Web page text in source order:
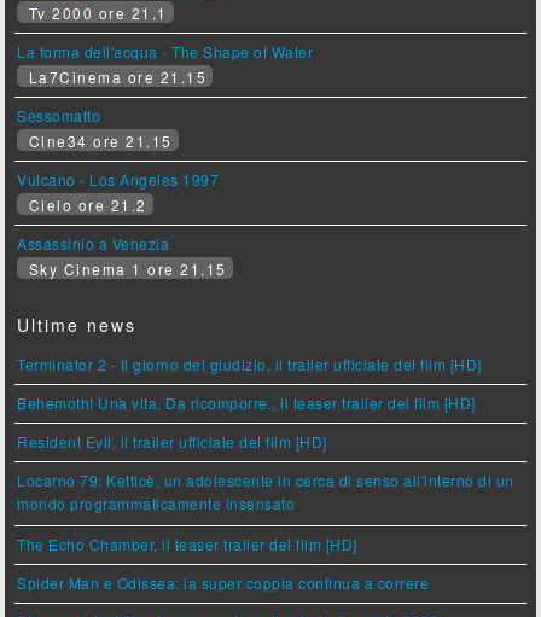
Tv 2000 ore 21.1
La forma dell'acqua - The Shape of Water
La7Cinema ore 21.15
Sessomatto
Cine34 ore 21.15
Vulcano - Los Angeles 1997
Cielo ore 21.2
Assassinio a Venezia
Sky Cinema 1 ore 21.15
Ultime news
Terminator 2 - Il giorno del giudizio, il trailer ufficiale del film [HD]
Behemoth! Una vita. Da ricomporre., il teaser trailer del film [HD]
Resident Evil, il trailer ufficiale del film [HD]
Locarno 79: Ketticè, un adolescente in cerca di senso all'interno di un
mondo programmaticamente insensato
The Echo Chamber, il teaser trailer del film [HD]
Spider Man e Odissea: la super coppia continua a correre